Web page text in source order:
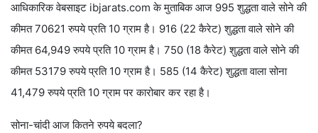
आधिकारिक वेबसाइट ibjarats.com के मुताबिक आज 995 शुद्धता वाले सोने की
कीमत 70621 रुपये प्रति 10 ग्राम है। 916 (22 कैरेट) शुद्धता वाले सोने की
कीमत 64,949 रुपये प्रति 10 ग्राम है। 750 (18 कैरेट) शुद्धता वाले सोने की
कीमत 53179 रुपये प्रति 10 ग्राम है। 585 (14 कैरेट) शुद्धता वाला सोना
41,479 रुपये प्रति 10 ग्राम पर कारोबार कर रहा है।
सोना-चांदी आज कितने रुपये बदला?